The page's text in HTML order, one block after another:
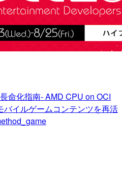
命化指南- AMD CPU on OCI
バイルゲームコンテンツを再活